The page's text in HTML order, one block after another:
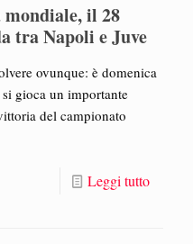
mondiale, il 28
tra Napoli e Juve
ovunque: è domenica
gioca un importante
del campionato
Leggi tutto